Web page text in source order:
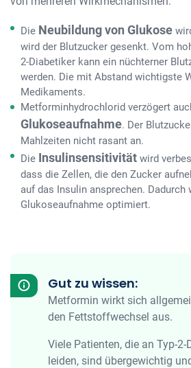
Die Neubildung von Glukose
wird der Blutzucker gesenkt. Vom
2-Diabetiker kann ein nüchterner
werden. Die mit Abstand wichtigste
Medikaments.
Metforminhydrochlorid verzögert
Glukoseaufnahme. Der
Mahlzeiten nicht rasant an.
Die Insulinsensitivität wird
dass die Zellen, die den Zucker
auf das Insulin ansprechen. Dadurch
Glukoseaufnahme optimiert.
Gut zu wissen:
Metformin wirkt sich
den Fettstoffwechsel aus.
Viele Patienten, die an Typ-2-
leiden, sind übergewichtig